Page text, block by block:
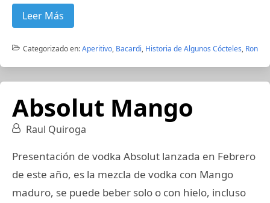
Leer Más
Categorizado en:Aperitivo, Bacardi, Historia de Algunos Cócteles, Ron
Absolut Mango
Raul Quiroga
Presentación de vodka Absolut lanzada en Febrero
de este año, es la mezcla de vodka con Mango
maduro, se puede beber solo o con hielo, incluso